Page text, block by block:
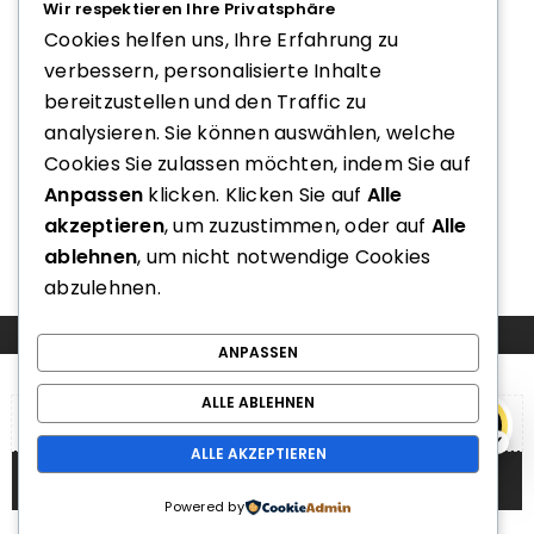
2197B Griffleiste Rujz
Design
Preis nach Login
e
Wir respektieren Ihre Privatsphäre
Cookies helfen uns, Ihre Erfahrung zu
verbessern, personalisierte Inhalte
bereitzustellen und den Traffic zu
analysieren. Sie können auswählen, welche
Cookies Sie zulassen möchten, indem Sie auf
Anpassen klicken. Klicken Sie auf Alle
akzeptieren, um zuzustimmen, oder auf Alle
ablehnen, um nicht notwendige Cookies
abzulehnen.
ANPASSEN
ALLE ABLEHNEN
ALLE AKZEPTIEREN
Powered by
COMPARE(0)
COMPARE